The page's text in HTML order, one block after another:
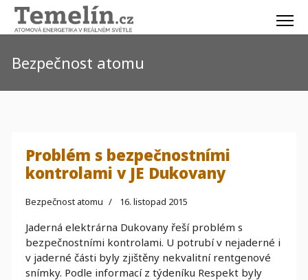
Bezpečnost atomu
Problém s bezpečnostními
kontrolami v JE Dukovany
Bezpečnost atomu 16. listopad 2015
Jaderná elektrárna Dukovany řeší problém s
bezpečnostními kontrolami. U potrubí v nejaderné i
v jaderné části byly zjištěny nekvalitní rentgenové
snímky. Podle informací z týdeníku Respekt byly